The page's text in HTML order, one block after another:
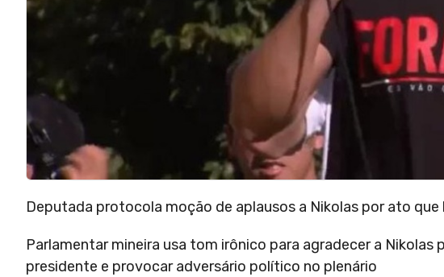
Deputada protocola moção de aplausos a Nikolas por ato que
Parlamentar mineira usa tom irônico para agradecer a
presidente e provocar adversário político no plenário